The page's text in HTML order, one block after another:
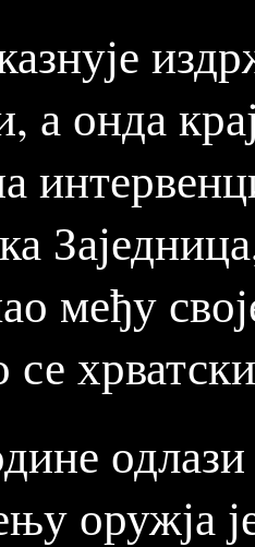
а онда
међу
одлази
оружја